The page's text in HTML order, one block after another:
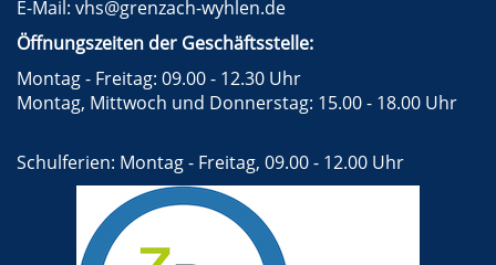
E-Mail: vhs@grenzach-wyhlen.de
Öffnungszeiten der Geschäftsstelle:
Montag - Freitag: 09.00 - 12.30 Uhr
Montag, Mittwoch und Donnerstag: 15.00 - 18.00 Uhr
Schulferien: Montag - Freitag, 09.00 - 12.00 Uhr